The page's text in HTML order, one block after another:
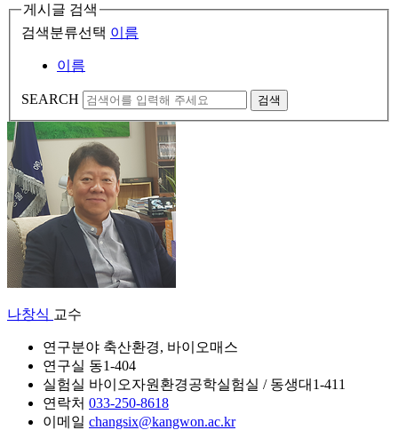
게시글 검색
검색분류선택 이름
이름
SEARCH 검색
나창식 교수
연구분야 축산환경, 바이오매스
연구실 동1-404
실험실 바이오자원환경공학실험실 / 동생대1-411
연락처 033-250-8618
이메일 changsix@kangwon.ac.kr